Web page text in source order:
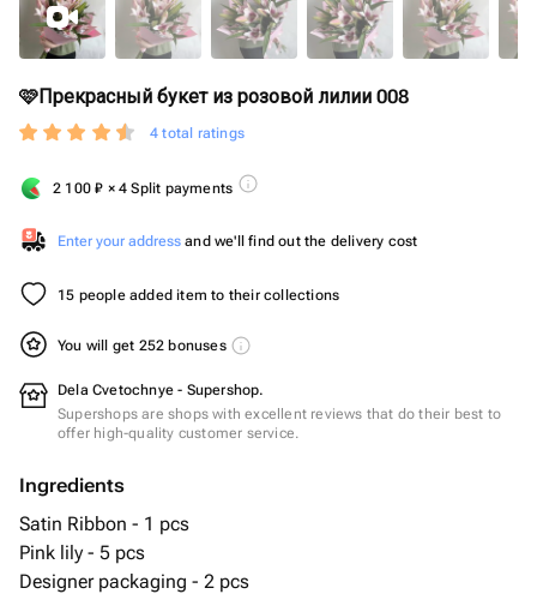
🩷Прекрасный букет из розовой лилии 008
4 total ratings
2 100₽ × 4 Split payments
Enter your address and we'll find out the delivery cost
15 people added item to their collections
You will get 252 bonuses
Dela Cvetochnye - Supershop.
Supershops are shops with excellent reviews that do their best to
offer high-quality customer service.
Ingredients
Satin Ribbon - 1 pcs
Pink lily - 5 pcs
Designer packaging - 2 pcs